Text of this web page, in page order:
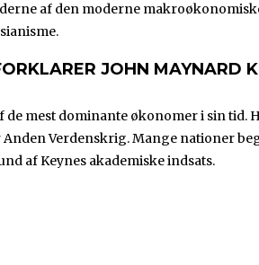
af den moderne
JOHN MAYNARD
de mest dominante økonomer i sin tid.
Anden Verdenskrig. Mange nationer
af Keynes akademiske indsats.